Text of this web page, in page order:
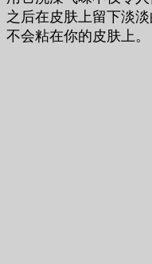
之后在皮肤上留下淡
不会粘在你的皮肤上。